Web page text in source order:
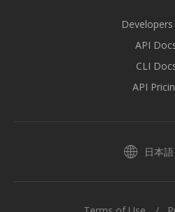
Developers
API
CLI
API
日本語